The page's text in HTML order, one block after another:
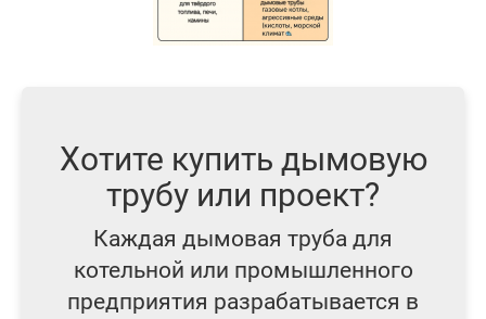
Хотите купить дымовую
трубу или проект?
Каждая дымовая труба для
котельной или промышленного
предприятия разрабатывается в